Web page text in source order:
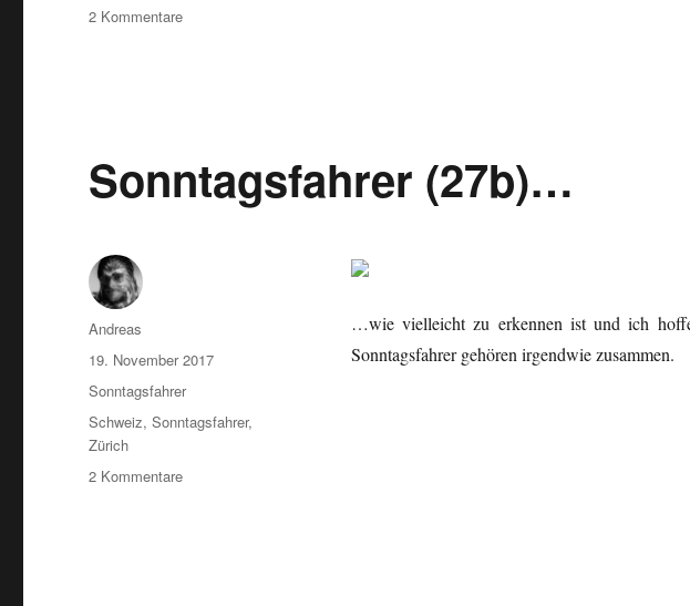
2 Kommentarezu
Sonntagsfahrer (27b)…
…wie vielleicht zu erkennen ist und ich
Sonntagsfahrer gehören irgendwie zusammen.
Autor
Andreas
Veröffentlicht
am
19. November 2017
Kategorien
Sonntagsfahrer
Schlagwörter
Schweiz,Sonntagsfahrer,
Zürich
2 Kommentarezu